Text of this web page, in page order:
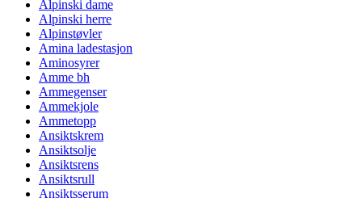
Alpinski dame
Alpinski herre
Alpinstøvler
Amina ladestasjon
Aminosyrer
Amme bh
Ammegenser
Ammekjole
Ammetopp
Ansiktskrem
Ansiktsolje
Ansiktsrens
Ansiktsrull
Ansiktsserum